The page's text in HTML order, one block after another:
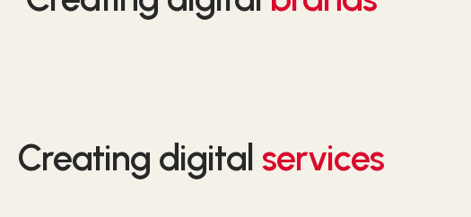
Creating digital services